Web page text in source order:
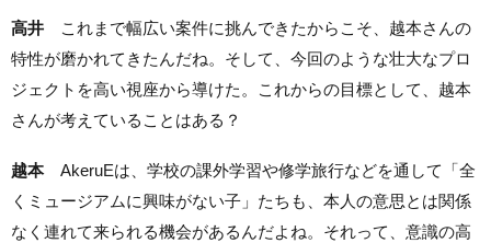
高井 これまで幅広い案件に挑んできたからこそ、越本さんの
特性が磨かれてきたんだね。そして、今回のような壮大なプロ
ジェクトを高い視座から導けた。これからの目標として、越本
さんが考えていることはある？
越本
AkeruEは、学校の課外学習や修学旅行などを通して「全
くミュージアムに興味がない子」たちも、本人の意思とは関係
なく連れて来られる機会があるんだよね。それって、意識の高